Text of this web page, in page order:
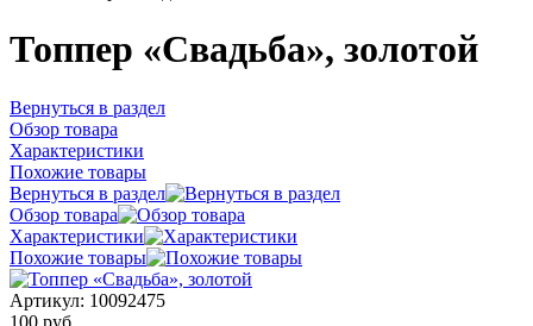
Топпер «Свадьба», золотой
Вернуться в раздел
Обзор товара
Характеристики
Похожие товары
Вернуться в раздел
Обзор товара
Характеристики
Похожие товары
Артикул: 10092475
100 руб.